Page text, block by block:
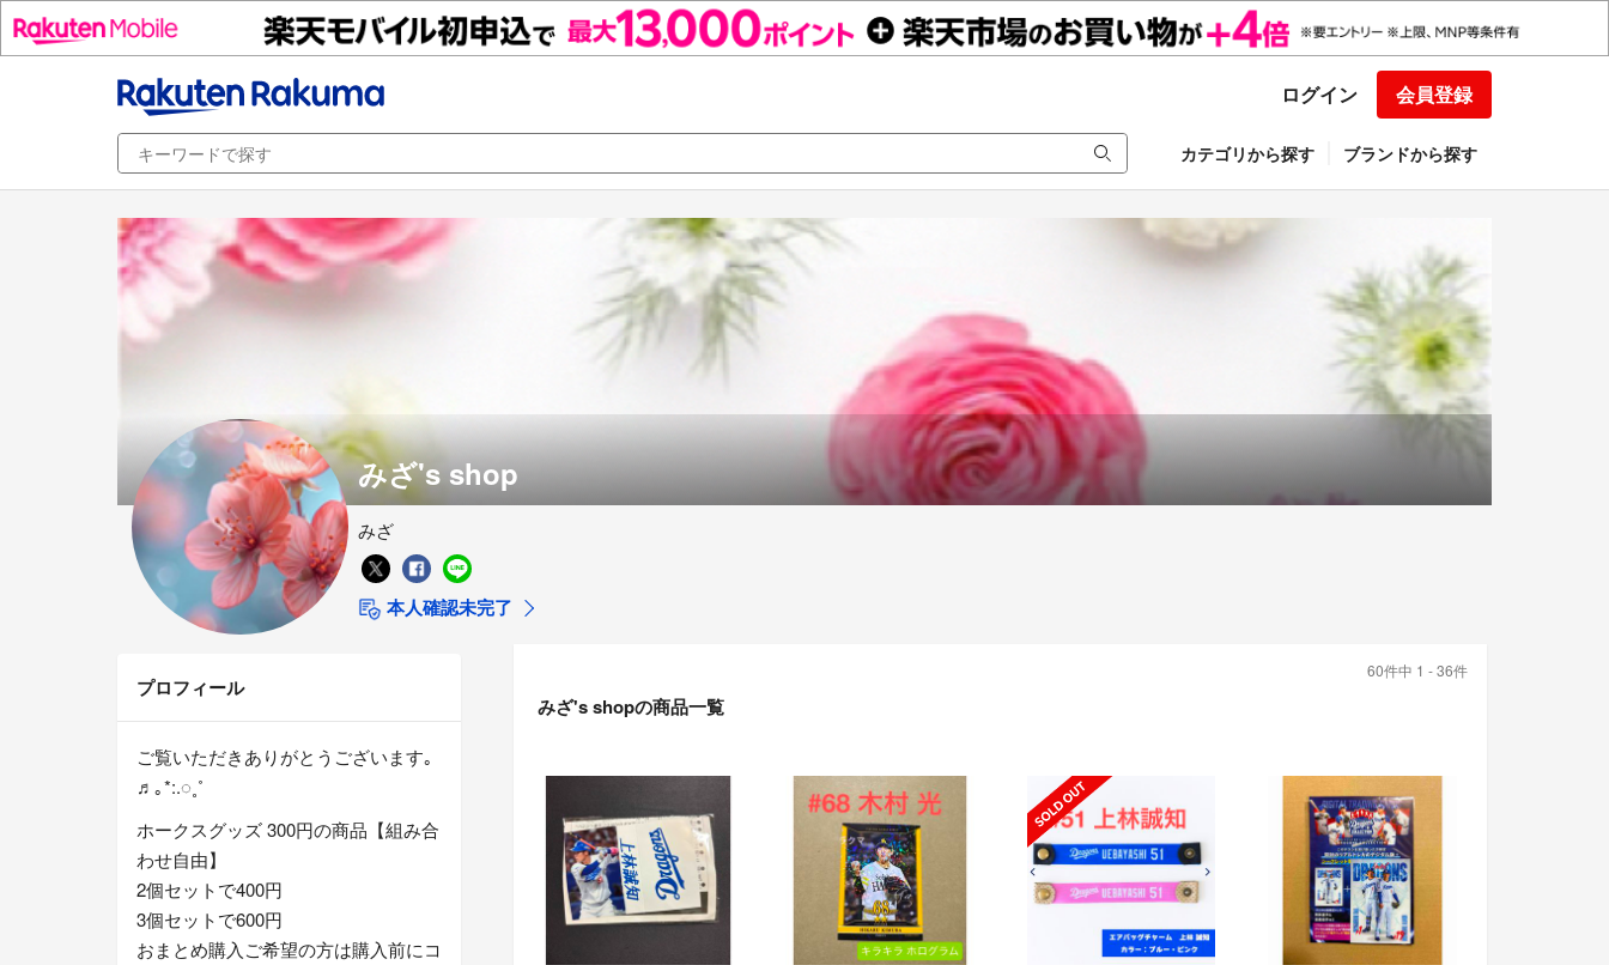
ログイン 会員登録
カテゴリから探す ブランドから探す
みざ's shop
みざ
本人確認未完了
60件中 1 - 36件
みざ's shopの商品一覧
プロフィール
ご覧いただきありがとうございます｡
♬｡*:.◌˳˚
ホークスグッズ 300円の商品【組み合
わせ自由】
2個セットで400円
3個セットで600円
おまとめ購入ご希望の方は購入前にコ